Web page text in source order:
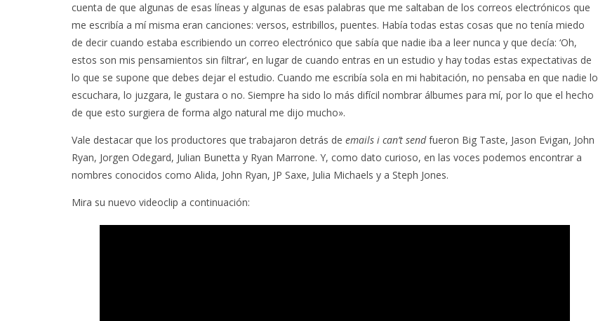
cuenta de que algunas de esas líneas y algunas de esas palabras que me saltaban de los correos electrónicos que
me escribía a mí misma eran canciones: versos, estribillos, puentes. Había todas estas cosas que no tenía miedo
de decir cuando estaba escribiendo un correo electrónico que sabía que nadie iba a leer nunca y que decía: ‘Oh,
estos son mis pensamientos sin filtrar’, en lugar de cuando entras en un estudio y hay todas estas expectativas de
lo que se supone que debes dejar el estudio. Cuando me escribía sola en mi habitación, no pensaba en que nadie lo
escuchara, lo juzgara, le gustara o no. Siempre ha sido lo más difícil nombrar álbumes para mí, por lo que el hecho
de que esto surgiera de forma algo natural me dijo mucho».
Vale destacar que los productores que trabajaron detrás de emails i can’t sendfueron Big Taste, Jason Evigan, John
Ryan, Jorgen Odegard, Julian Bunetta y Ryan Marrone. Y, como dato curioso, en las voces podemos encontrar a
nombres conocidos como Alida, John Ryan, JP Saxe, Julia Michaels y a Steph Jones.
Mira su nuevo videoclip a continuación: